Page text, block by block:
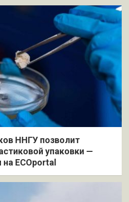
ННГУ позволит
упаковки —
ECOportal